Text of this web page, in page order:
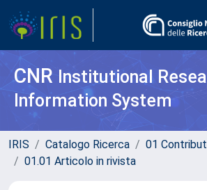
CNR Institutional
Information System
IRIS Catalogo Ricerca
01
01.01 Articolo in rivista